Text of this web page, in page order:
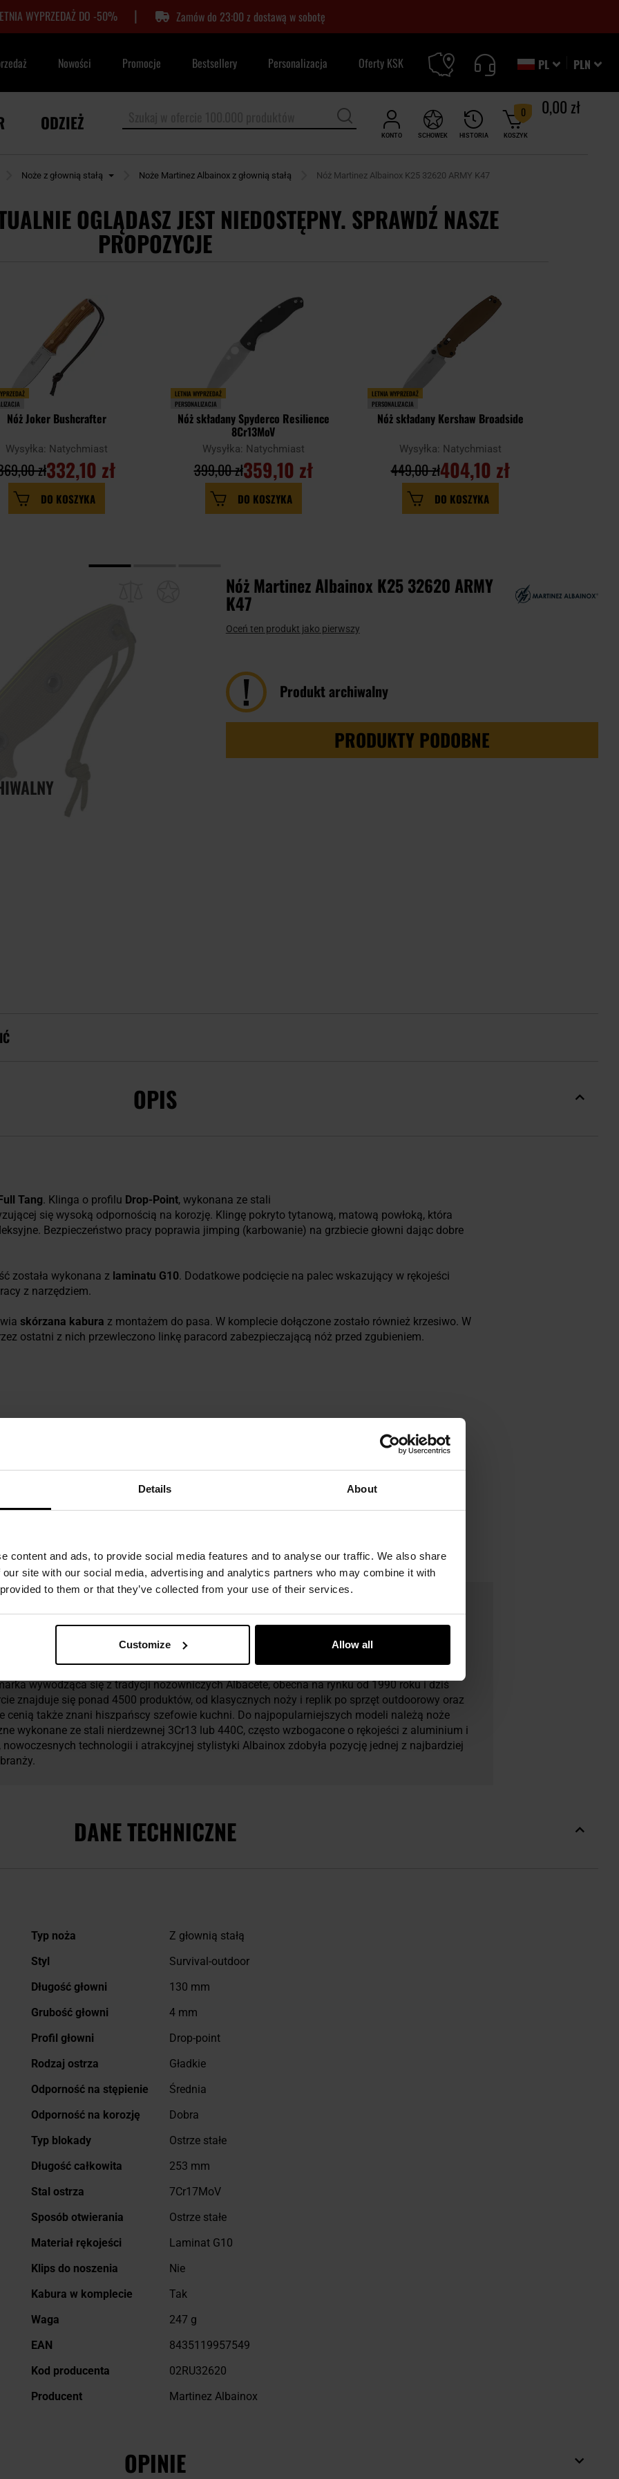
Details About
content and ads, to provide social media features and to analyse our traffic. We also share
site with our social media, advertising and analytics partners who may combine it with
to them or that they’ve collected from your use of their services.
Customize Allow all
WYPRZEDAŻ DO -50% | Zamów do 23:00 z dostawą w sobotę
PLN
PL
Nowości Promocje Bestsellery Personalizacja Oferty KSK
KONTO HISTORIA
SCHOWEK KOSZYK
0 0,00 zł
ODZIEŻ
Noże z głownią stałą Noże Martinez Albainox z głownią stałą Nóż Martinez Albainox K25 32620 ARMY K47
OGLĄDASZ JEST NIEDOSTĘPNY. SPRAWDŹ NASZE
PROPOZYCJE
Nóż Joker Bushcrafter
Wysyłka: Natychmiast
332,10 zł
zł
DO KOSZYKA
LETNIA WYPRZEDAŻ
PERSONALIZACJA
Nóż składany Spyderco Resilience
8Cr13MoV
Wysyłka: Natychmiast
359,10 zł
399,00 zł
DO KOSZYKA
LETNIA WYPRZEDAŻ
PERSONALIZACJA
Nóż składany Kershaw Broadside
Wysyłka: Natychmiast
404,10 zł
449,00 zł
DO KOSZYKA
Nóż Martinez Albainox K25 32620 ARMY
K47
Oceń ten produkt jako pierwszy
Produkt archiwalny
PRODUKTY PODOBNE
OPIS
Tang. Klinga o profilu Drop-Point, wykonana ze stali
się wysoką odpornością na korozję. Klingę pokryto tytanową, matową powłoką, która
Bezpieczeństwo pracy poprawia jimping (karbowanie) na grzbiecie głowni dając dobre
została wykonana z laminatu G10. Dodatkowe podcięcie na palec wskazujący w rękojeści
z narzędziem.
skórzana kabura z montażem do pasa. W komplecie dołączone zostało również krzesiwo. W
ostatni z nich przewleczono linkę paracord zabezpieczającą nóż przed zgubieniem.
Martinez Albainox.
wywodząca się z tradycji nożowniczych Albacete, obecna na rynku od 1990 roku i dziś
znajduje się ponad 4500 produktów, od klasycznych noży i replik po sprzęt outdoorowy oraz
cenią także znani hiszpańscy szefowie kuchni. Do najpopularniejszych modeli należą noże
wykonane ze stali nierdzewnej 3Cr13 lub 440C, często wzbogacone o rękojeści z aluminium i
nowoczesnych technologii i atrakcyjnej stylistyki Albainox zdobyła pozycję jednej z najbardziej
DANE TECHNICZNE
Więcej
Typ noża
Z głownią stałą
Styl
Survival-outdoor
Długość głowni
130 mm
Grubość głowni
4 mm
Profil głowni
Drop-point
Rodzaj ostrza
Gładkie
Odporność na stępienie
Średnia
Odporność na korozję
Dobra
Typ blokady
Ostrze stałe
Długość całkowita
253 mm
Stal ostrza
7Cr17MoV
Sposób otwierania
Ostrze stałe
Materiał rękojeści
Laminat G10
Klips do noszenia
Nie
Kabura w komplecie
Tak
Waga
247 g
EAN
8435119957549
Kod producenta
02RU32620
Producent
Martinez Albainox
OPINIE